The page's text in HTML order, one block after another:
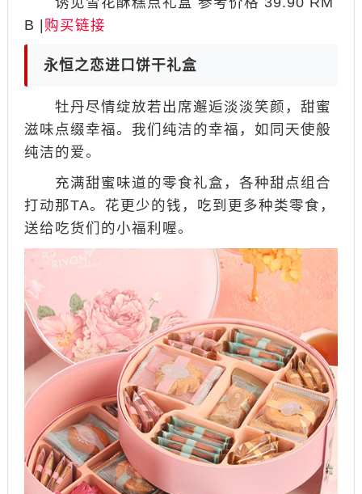
B | 购买链接
永恒之恋进口饼干礼盒
牡丹尽情绽放若出席邂逅淡淡笑颜，甜蜜
滋味点缀幸福。我们纯洁的幸福，如同天使般
纯洁的爱。
充满甜蜜味道的零食礼盒，各种甜点组合
打动那TA。花更少的钱，吃到更多种类零食，
送给吃货们的小福利喔。